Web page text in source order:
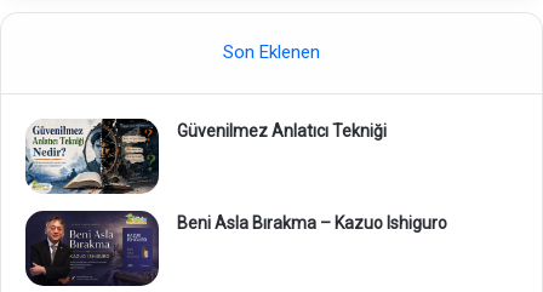
Son Eklenen
Güvenilmez Anlatıcı Tekniği
Beni Asla Bırakma – Kazuo Ishiguro